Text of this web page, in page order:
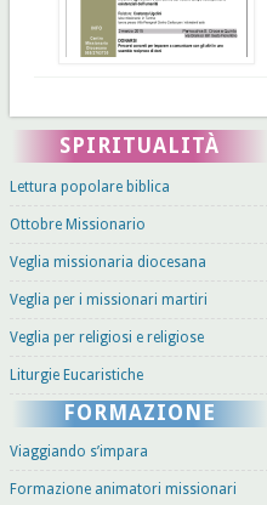
SPIRITUALITÀ
Lettura popolare biblica
Ottobre Missionario
Veglia missionaria diocesana
Veglia per i missionari martiri
Veglia per religiosi e religiose
Liturgie Eucaristiche
FORMAZIONE
Viaggiando s’impara
Formazione animatori missionari